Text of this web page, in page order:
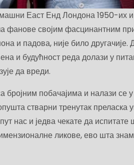
Еаст Енд Лондона 1950-их
фанове својим фасцинантним
и падова, није било другачије.
и будућност реда долази у
да вреди.
бројним побачајима и налази се у
стварни тренутак преласка
нас и једва чекате да испитате
ликове, ево шта